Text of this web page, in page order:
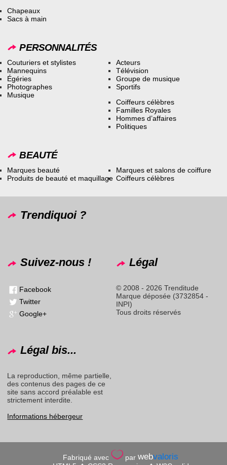
Chapeaux
Sacs à main
PERSONNALITÉS
Couturiers et stylistes
Mannequins
Égéries
Photographes
Musique
Acteurs
Télévision
Groupe de musique
Sportifs
Coiffeurs célèbres
Familles Royales
Hommes d’affaires
Politiques
BEAUTÉ
Marques beauté
Produits de beauté et maquillage
Marques et salons de coiffure
Coiffeurs célèbres
Trendiquoi ?
Suivez-nous !
Facebook
Twitter
Google+
Légal
© 2008 - 2026 Trenditude
Marque déposée (3732854 -
INPI)
Tous droits réservés
Légal bis...
La reproduction, même partielle,
des contenus des pages de ce
site sans accord préalable est
strictement interdite.
Informations hébergeur
Fabriqué avec parwebvaloris